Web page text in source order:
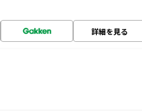
詳細を見る